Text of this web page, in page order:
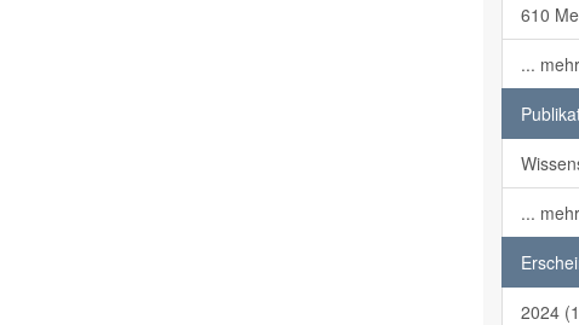
610
... mehr
... mehr
2024